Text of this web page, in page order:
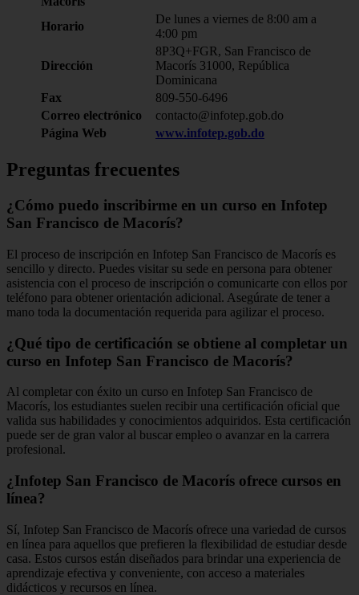
Horario
De lunes a viernes de 8:00 am a
4:00 pm
Dirección
8P3Q+FGR, San Francisco de
Macorís 31000, República
Dominicana
Fax
809-550-6496
Correo electrónico
contacto@infotep.gob.do
Página Web
www.infotep.gob.do
Preguntas frecuentes
¿Cómo puedo inscribirme en un curso en Infotep
San Francisco de Macorís?
El proceso de inscripción en Infotep San Francisco de Macorís es
sencillo y directo. Puedes visitar su sede en persona para obtener
asistencia con el proceso de inscripción o comunicarte con ellos por
teléfono para obtener orientación adicional. Asegúrate de tener a
mano toda la documentación requerida para agilizar el proceso.
¿Qué tipo de certificación se obtiene al completar un
curso en Infotep San Francisco de Macorís?
Al completar con éxito un curso en Infotep San Francisco de
Macorís, los estudiantes suelen recibir una certificación oficial que
valida sus habilidades y conocimientos adquiridos. Esta certificación
puede ser de gran valor al buscar empleo o avanzar en la carrera
profesional.
¿Infotep San Francisco de Macorís ofrece cursos en
línea?
Sí, Infotep San Francisco de Macorís ofrece una variedad de cursos
en línea para aquellos que prefieren la flexibilidad de estudiar desde
casa. Estos cursos están diseñados para brindar una experiencia de
aprendizaje efectiva y conveniente, con acceso a materiales
didácticos y recursos en línea.